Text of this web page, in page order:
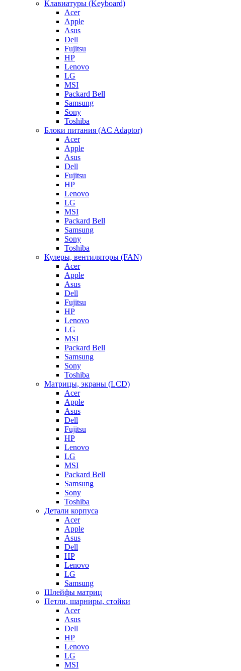
Клавиатуры (Keyboard)
Acer
Apple
Asus
Dell
Fujitsu
HP
Lenovo
LG
MSI
Packard Bell
Samsung
Sony
Toshiba
Блоки питания (AC Adaptor)
Acer
Apple
Asus
Dell
Fujitsu
HP
Lenovo
LG
MSI
Packard Bell
Samsung
Sony
Toshiba
Кулеры, вентиляторы (FAN)
Acer
Apple
Asus
Dell
Fujitsu
HP
Lenovo
LG
MSI
Packard Bell
Samsung
Sony
Toshiba
Матрицы, экраны (LCD)
Acer
Apple
Asus
Dell
Fujitsu
HP
Lenovo
LG
MSI
Packard Bell
Samsung
Sony
Toshiba
Детали корпуса
Acer
Apple
Asus
Dell
HP
Lenovo
LG
Samsung
Шлейфы матриц
Петли, шарниры, стойки
Acer
Asus
Dell
HP
Lenovo
LG
MSI